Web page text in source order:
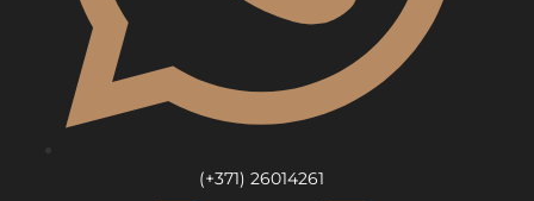
(+371) 26014261